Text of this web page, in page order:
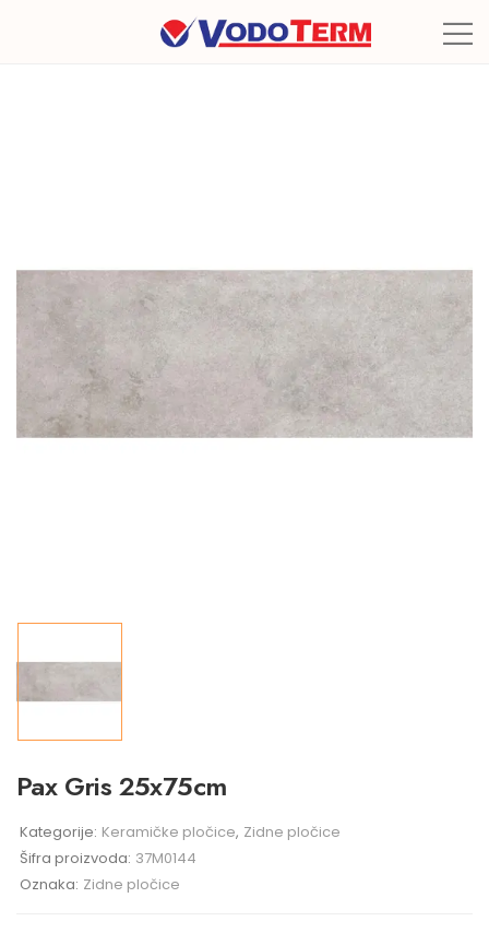
Pax Gris 25x75cm
Kategorije: Keramičke pločice, Zidne pločice
Šifra proizvoda: 37M0144
Oznaka: Zidne pločice